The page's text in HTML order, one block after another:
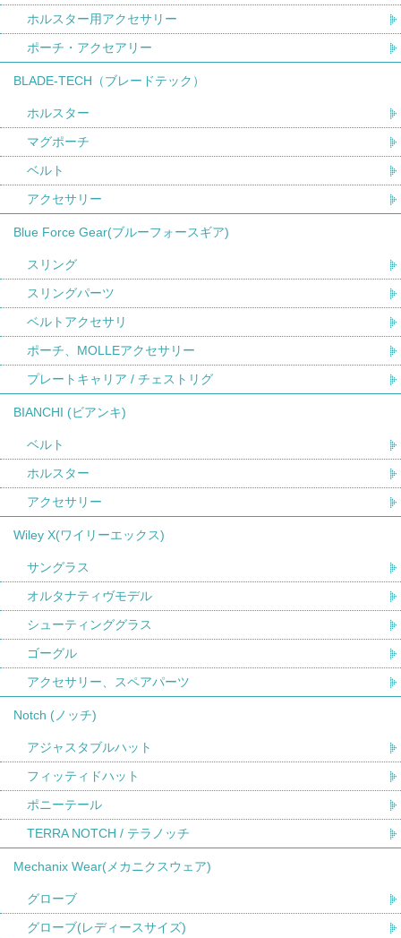
ホルスター用アクセサリー
ポーチ・アクセアリー
BLADE-TECH（ブレードテック）
ホルスター
マグポーチ
ベルト
アクセサリー
Blue Force Gear(ブルーフォースギア)
スリング
スリングパーツ
ベルトアクセサリ
ポーチ、MOLLEアクセサリー
プレートキャリア / チェストリグ
BIANCHI (ビアンキ)
ベルト
ホルスター
アクセサリー
Wiley X(ワイリーエックス)
サングラス
オルタナティヴモデル
シューティンググラス
ゴーグル
アクセサリー、スペアパーツ
Notch (ノッチ)
アジャスタブルハット
フィッティドハット
ポニーテール
TERRA NOTCH / テラノッチ
Mechanix Wear(メカニクスウェア)
グローブ
グローブ(レディースサイズ)